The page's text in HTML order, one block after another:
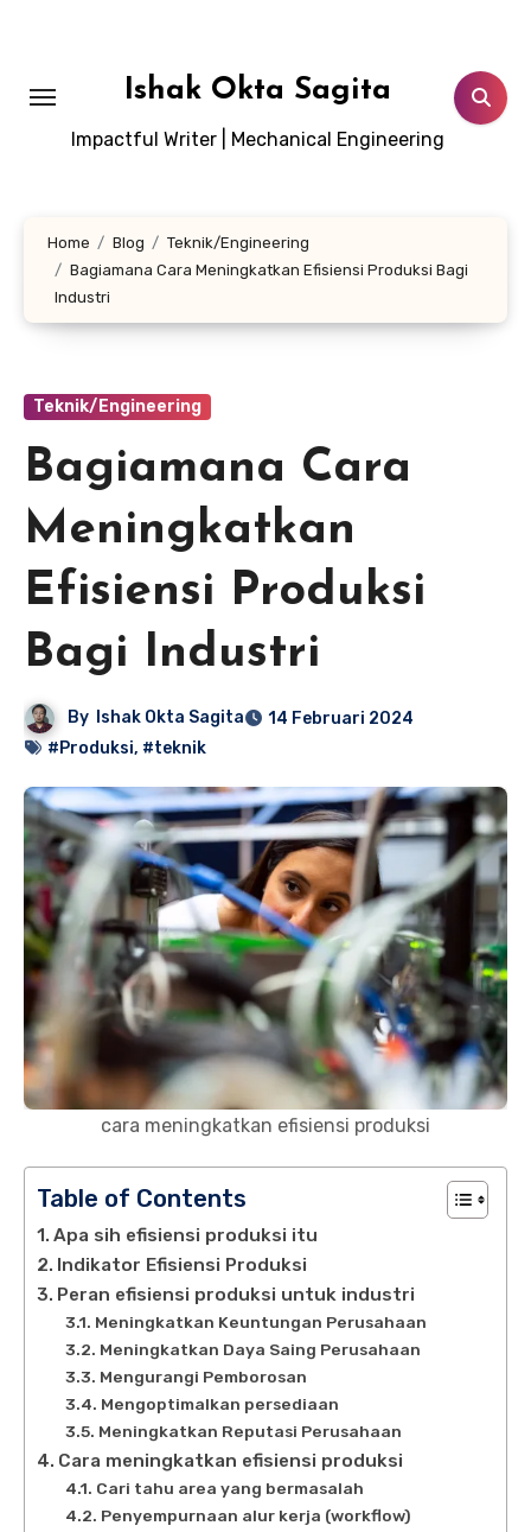
Ishak Okta Sagita
Impactful Writer | Mechanical Engineering
Home Blog
Teknik/Engineering
Bagiamana Cara Meningkatkan Efisiensi Produksi Bagi
Industri
Teknik/Engineering
Bagiamana Cara
Meningkatkan
Efisiensi Produksi
Bagi Industri
By Ishak Okta Sagita
14 Februari 2024
#Produksi, #teknik
cara meningkatkan efisiensi produksi
Table of Contents
Apa sih efisiensi produksi itu
Indikator Efisiensi Produksi
Peran efisiensi produksi untuk industri
Meningkatkan Keuntungan Perusahaan
Meningkatkan Daya Saing Perusahaan
Mengurangi Pemborosan
Mengoptimalkan persediaan
Meningkatkan Reputasi Perusahaan
Cara meningkatkan efisiensi produksi
Cari tahu area yang bermasalah
Penyempurnaan alur kerja (workflow)